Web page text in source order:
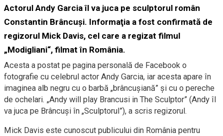
Actorul Andy Garcia îl va juca pe sculptorul român
Constantin Brâncuşi. Informaţia a fost confirmată de
regizorul Mick Davis, cel care a regizat filmul
„Modigliani“, filmat în România.
Acesta a postat pe pagina personală de Facebook o
fotografie cu celebrul actor Andy Garcia, iar acesta apare în
imaginea alb negru cu o barbă „brâncuşiană” şi cu o pereche
de ochelari. „Andy will play Brancusi in The Sculptor” (Andy îl
va juca pe Brâncuşi în „Sculptorul”), a scris regizorul.
Mick Davis este cunoscut publicului din România pentru